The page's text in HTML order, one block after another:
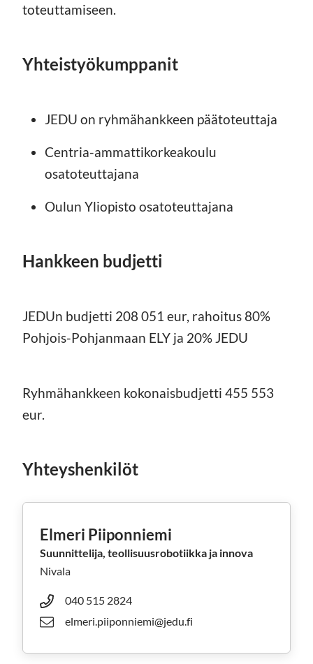
toteuttamiseen.
Yhteistyökumppanit
JEDU on ryhmähankkeen päätoteuttaja
Centria-ammattikorkeakoulu
osatoteuttajana
Oulun Yliopisto osatoteuttajana
Hankkeen budjetti
JEDUn budjetti 208 051 eur, rahoitus 80%
Pohjois-Pohjanmaan ELY ja 20% JEDU
Ryhmähankkeen kokonaisbudjetti 455 553
eur.
Yhteyshenkilöt
Elmeri Piiponniemi
Suunnittelija, teollisuusrobotiikka ja innova
Nivala
040 515 2824
elmeri.piiponniemi@jedu.fi